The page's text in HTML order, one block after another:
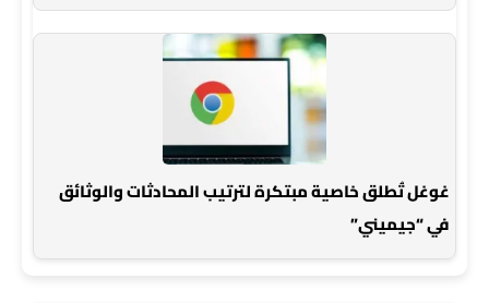
غوغل تُطلق خاصية مبتكرة لترتيب المحادثات والوثائق
في “جيميني”